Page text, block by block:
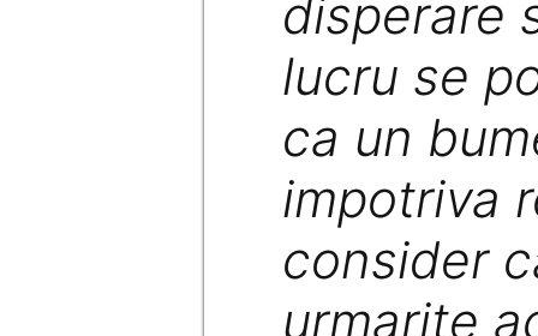
disperare
lucru se
ca un
impotriva
consider
urmarite